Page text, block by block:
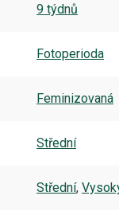
9 týdnů
Fotoperioda
Feminizovaná
Střední
Střední,